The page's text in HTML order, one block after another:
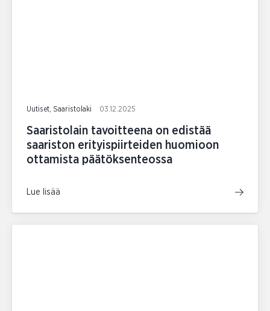
Uutiset, Saaristolaki 03.12.2025
Saaristolain tavoitteena on edistää
saariston erityispiirteiden huomioon
ottamista päätöksenteossa
Lue lisää